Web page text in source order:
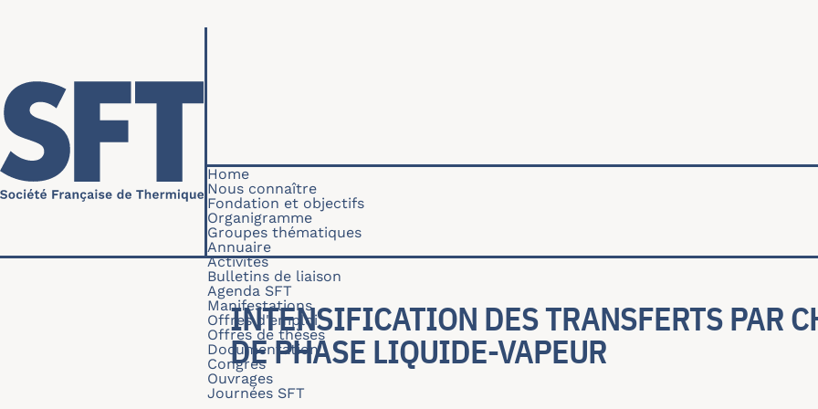
Navigation principale
Home
Nous connaître
Fondation et objectifs
Organigramme
Groupes thématiques
Annuaire
Activités
Bulletins de liaison
Agenda SFT
Manifestations
Offres d'emploi
Offres de thèses
Documentation
Congrès
Ouvrages
Journées SFT
INTENSIFICATION DES TRANSFERTS PAR
DE PHASE LIQUIDE-VAPEUR